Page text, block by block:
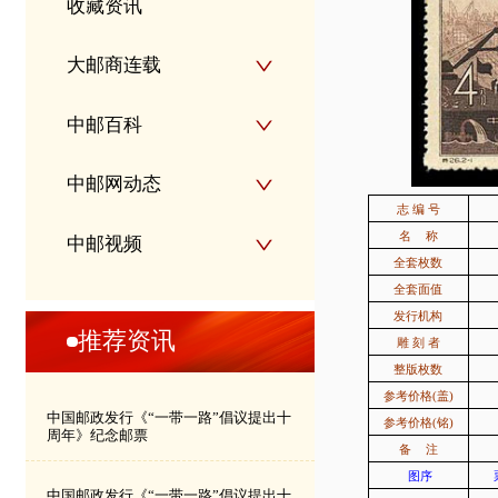
中邮百科
中邮网动态
推荐资讯
中国邮政发行《“一带一路”倡议提出十
志 编 号
名
全套枚数
全套面值
发行机构
雕 刻 者
整版枚数
参考价格(盖)